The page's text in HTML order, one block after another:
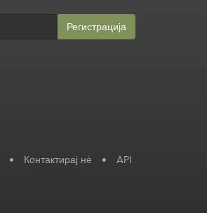
Регистрација
• Контактирај нè • API